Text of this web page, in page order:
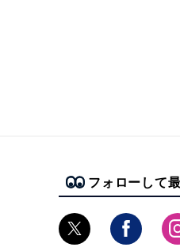
フォローして